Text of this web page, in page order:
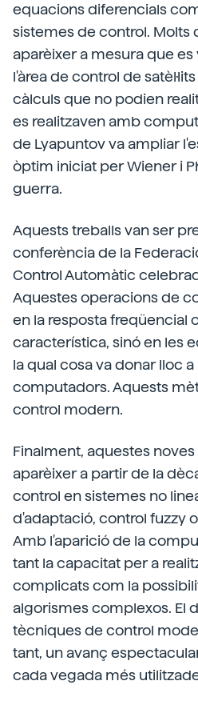
equacions diferencials
sistemes de control. Molts
aparèixer a mesura que
l'àrea de control de
càlculs que no podien
es realitzaven amb
de Lyapuntov va ampliar
òptim iniciat per Wiener i
guerra.
Aquests treballs van ser
conferència de la
Control Automàtic
Aquestes operacions de
en la resposta freqüencial
característica, sinó en les
la qual cosa va donar lloc
computadors. Aquests
control modern.
Finalment, aquestes
aparèixer a partir de la
control en sistemes no
d'adaptació, control fuzzy
Amb l'aparició de la
tant la capacitat per a
complicats com la
algorismes complexos. El
tècniques de control
tant, un avanç
cada vegada més